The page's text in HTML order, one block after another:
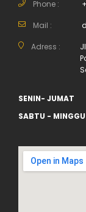
Phone :
Mail :
Adress :
SENIN- JUMAT
SABTU - MINGGU